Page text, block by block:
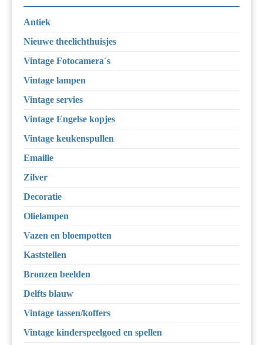
Antiek
Nieuwe theelichthuisjes
Vintage Fotocamera´s
Vintage lampen
Vintage servies
Vintage Engelse kopjes
Vintage keukenspullen
Emaille
Zilver
Decoratie
Olielampen
Vazen en bloempotten
Kaststellen
Bronzen beelden
Delfts blauw
Vintage tassen/koffers
Vintage kinderspeelgoed en spellen